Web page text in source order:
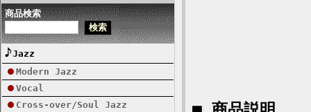
商品検索
Jazz
Modern Jazz
Vocal
Cross-over/Soul Jazz